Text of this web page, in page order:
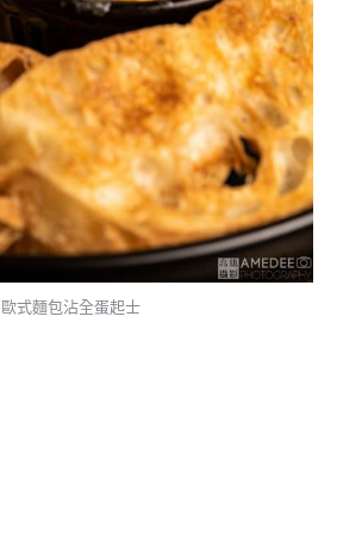
歐式麵包沾全蛋起士